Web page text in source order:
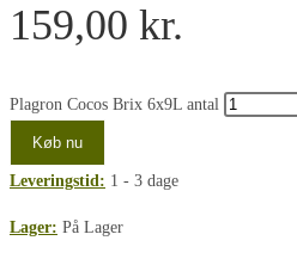
159,00 kr.
Plagron Cocos Brix 6x9L antal
Køb nu
Leveringstid: 1 - 3 dage
Lager: På Lager